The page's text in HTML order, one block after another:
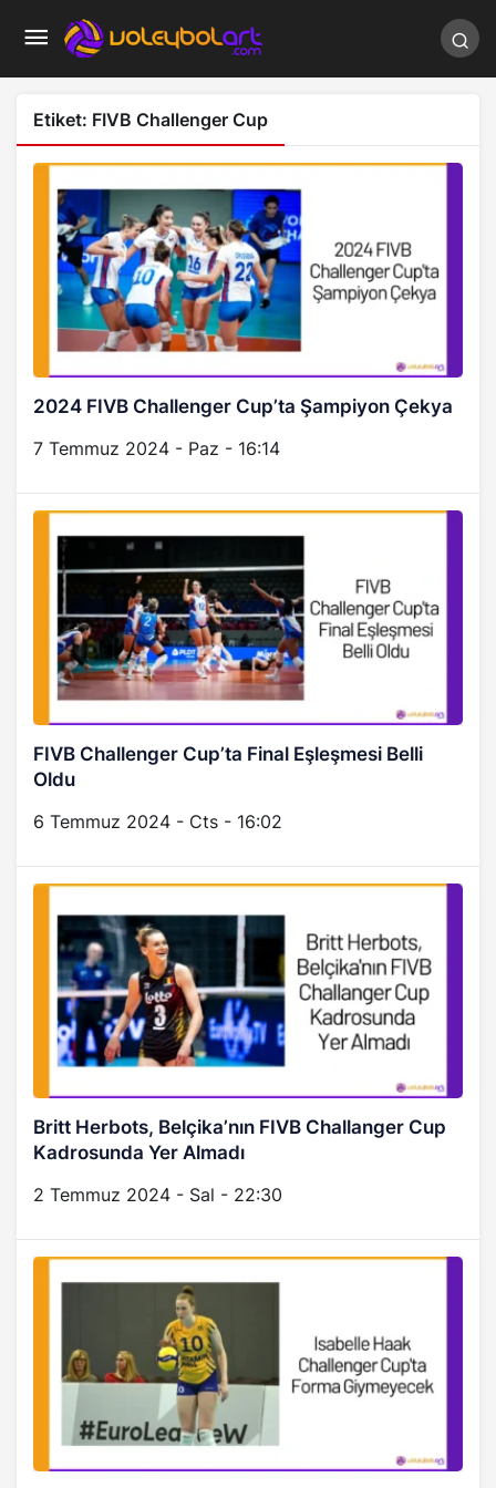
Etiket: FIVB Challenger Cup
2024 FIVB Challenger Cup’ta Şampiyon Çekya
7 Temmuz 2024 - Paz - 16:14
FIVB Challenger Cup’ta Final Eşleşmesi Belli
Oldu
6 Temmuz 2024 - Cts - 16:02
Britt Herbots, Belçika’nın FIVB Challanger Cup
Kadrosunda Yer Almadı
2 Temmuz 2024 - Sal - 22:30